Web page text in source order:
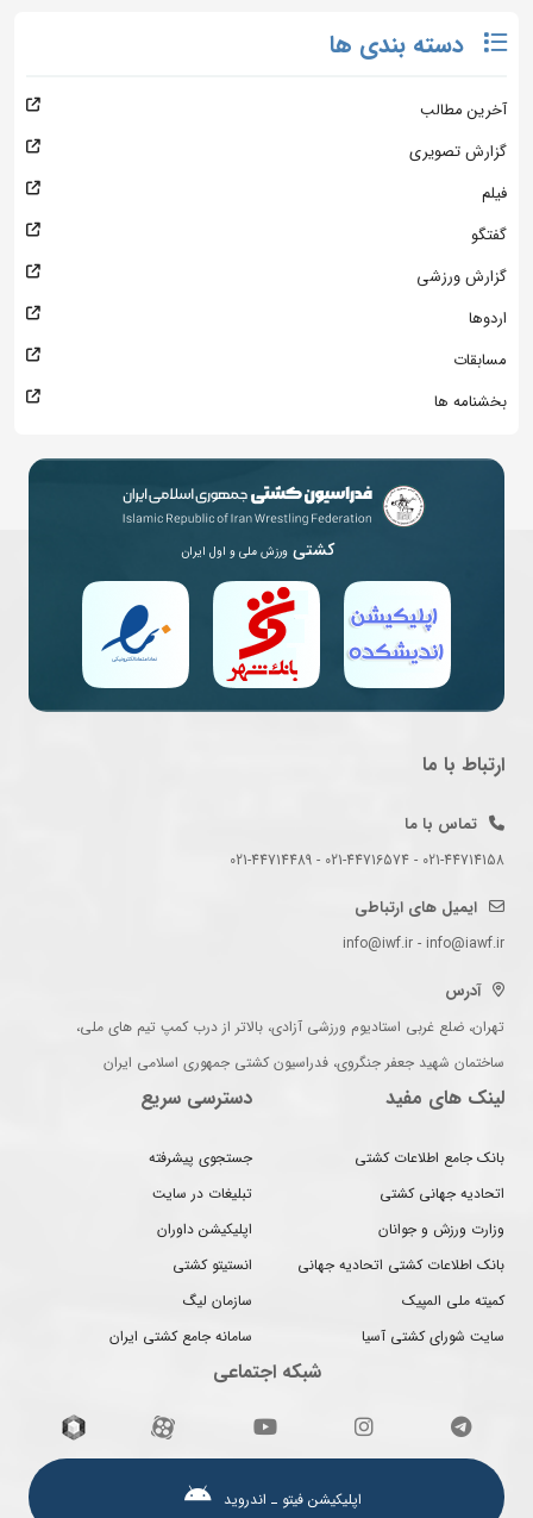
دسته بندی ها
آخرین مطالب
گزارش تصویری
فیلم
گفتگو
گزارش ورزشی
اردوها
مسابقات
بخشنامه ها
کشتی ورزش ملی و اول ایران
ارتباط با ما
تماس با ما
021-44714158 - 021-44716574 - 021-44714489
ایمیل های ارتباطی
info@iwf.ir - info@iawf.ir
آدرس
تهران، ضلع غربی استادیوم ورزشی آزادی، بالاتر از درب کمپ تیم های ملی،
ساختمان شهید جعفر جنگروی، فدراسیون کشتی جمهوری اسلامی ایران
لینک های مفید
بانک جامع اطلاعات کشتی
اتحادیه جهانی کشتی
وزارت ورزش و جوانان
بانک اطلاعات کشتی اتحادیه جهانی
کمیته ملی المپیک
سایت شورای کشتی آسیا
دسترسی سریع
جستجوی پیشرفته
تبلیغات در سایت
اپلیکیشن داوران
انستیتو کشتی
سازمان لیگ
سامانه جامع کشتی ایران
شبکه اجتماعی
اپلیکیشن فیتو ـ اندروید